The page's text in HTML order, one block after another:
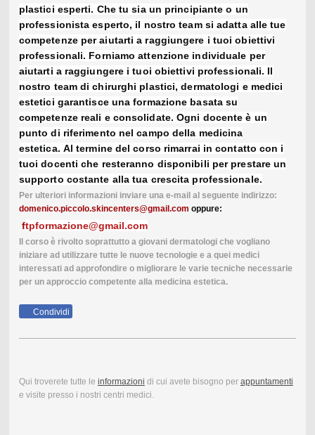
plastici esperti. Che tu sia un principiante o un
professionista esperto, il nostro team si adatta alle tue
competenze per aiutarti a raggiungere i tuoi obiettivi
professionali. Forniamo attenzione individuale per
aiutarti a raggiungere i tuoi obiettivi professionali. Il
nostro team di chirurghi plastici, dermatologi e medici
estetici garantisce una formazione basata su
competenze reali e consolidate. Ogni docente è un
punto di riferimento nel campo della medicina
estetica. Al termine del corso rimarrai in contatto con i
tuoi docenti che resteranno disponibili per prestare un
supporto costante alla tua crescita professionale.
Per ulteriori informazioni inviare una e-mail al seguente indirizzo:
domenico.piccolo.skincenters@gmail.com oppure:
ftpformazione@gmail.com
Il corso è rivolto soprattutto a giovani dermatologi che vogliano
iniziare ad utilizzare tutte le nuove tecnologie e a quei medici
interessati ad approfondire o migliorare le varie tecniche necessarie
per un approccio competente alla medicina estetica.
Condividi
Qui troverete tutte le informazioni di cui avete bisogno per appuntamenti
e visite presso i nostri centri medici.